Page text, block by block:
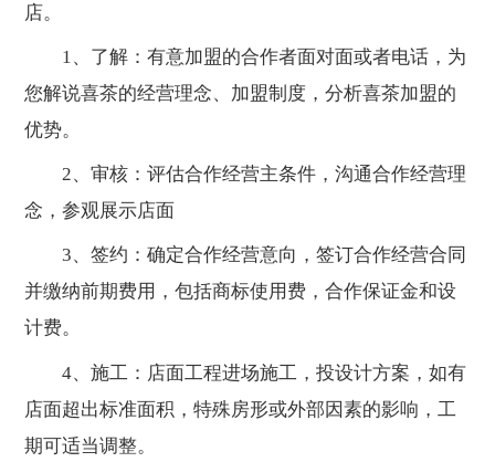
店。
1、了解：有意加盟的合作者面对面或者电话，为
您解说喜茶的经营理念、加盟制度，分析喜茶加盟的
优势。
2、审核：评估合作经营主条件，沟通合作经营理
念，参观展示店面
3、签约：确定合作经营意向，签订合作经营合同
并缴纳前期费用，包括商标使用费，合作保证金和设
计费。
4、施工：店面工程进场施工，投设计方案，如有
店面超出标准面积，特殊房形或外部因素的影响，工
期可适当调整。